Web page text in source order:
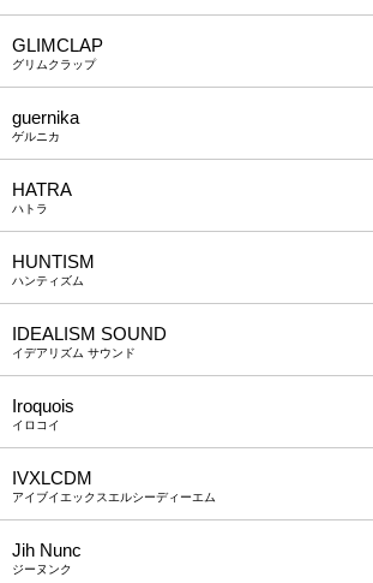
GLIMCLAP
グリムクラップ
guernika
ゲルニカ
HATRA
ハトラ
HUNTISM
ハンティズム
IDEALISM SOUND
イデアリズム サウンド
Iroquois
イロコイ
IVXLCDM
アイブイエックスエルシーディーエム
Jih Nunc
ジーヌンク